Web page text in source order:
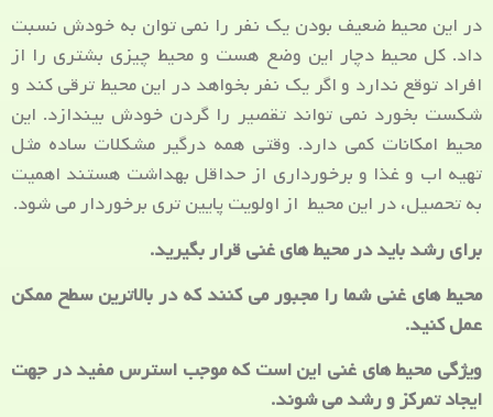
در این محیط ضعیف بودن یک نفر را نمی توان به خودش نسبت
داد. کل محیط دچار این وضع هست و محیط چیزی بشتری را از
افراد توقع ندارد و اگر یک نفر بخواهد در این محیط ترقی کند و
شکست بخورد نمی تواند تقصیر را گردن خودش بیندازد. این
محیط امکانات کمی دارد. وقتی همه درگیر مشکلات ساده مثل
تهیه اب و غذا و برخورداری از حداقل بهداشت هستند اهمیت
به تحصیل، در این محیط از اولویت پایین تری برخوردار می شود.
برای رشد باید در محیط های غنی قرار بگیرید.
محیط های غنی شما را مجبور می کنند که در بالاترین سطح ممکن
عمل کنید.
ویژگی محیط های غنی این است که موجب استرس مفید در جهت
ایجاد تمرکز و رشد می شوند.